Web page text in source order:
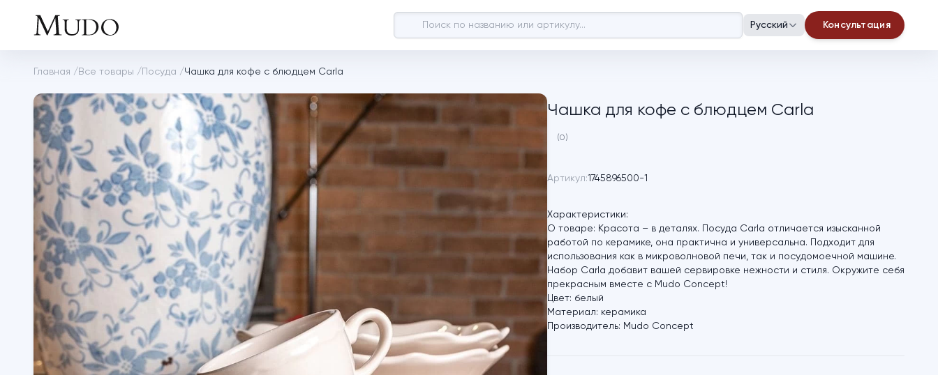
Русский Консультация
Главная / Все товары / Посуда /Чашка для кофе с блюдцем Carla
Чашка для кофе с блюдцем Carla
(0)
Артикул:1745896500-1
Характеристики:
О товаре: Красота – в деталях. Посуда Carla отличается изысканной
работой по керамике, она практична и универсальна. Подходит для
использования как в микроволновой печи, так и посудомоечной машине.
Набор Carla добавит вашей сервировке нежности и стиля. Окружите себя
прекрасным вместе с Mudo Concept!
Цвет: белый
Материал: керамика
Производитель: Mudo Concept